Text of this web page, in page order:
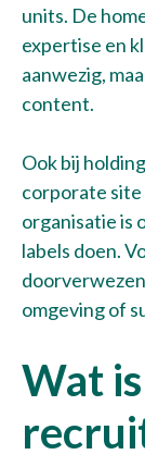
units. De
expertise en
aanwezig,
content.
Ook bij
corporate site
organisatie is
labels doen.
omgeving of
Wat